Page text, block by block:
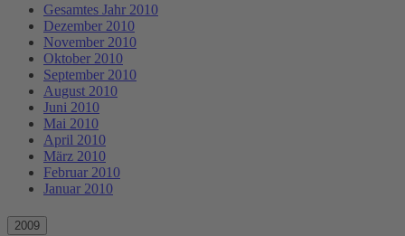
Gesamtes Jahr 2010
Dezember 2010
November 2010
Oktober 2010
September 2010
August 2010
Juni 2010
Mai 2010
April 2010
März 2010
Februar 2010
Januar 2010
2009